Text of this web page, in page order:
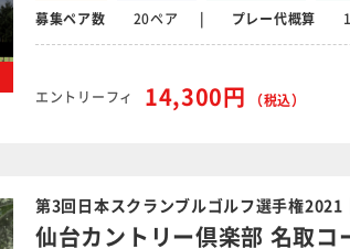
募集ペア数 20ペア プレー代概算
エントリーフィ 14,300円 （税込）
第3回日本スクランブルゴルフ選手権2021
仙台カントリー倶楽部 名取コ